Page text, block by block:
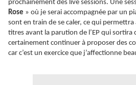
prochainement des live sessions. Une
Rose » où je serai accompagnée par un
sont en train de se caler, ce qui
titres avant la parution de l’EP qui sortira
certainement continuer à proposer des
car c’est un exercice que j’affectionne